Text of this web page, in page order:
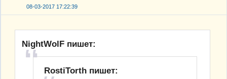
08-03-2017 17:22:39
NightWolF пишет:
RostiTorth пишет: